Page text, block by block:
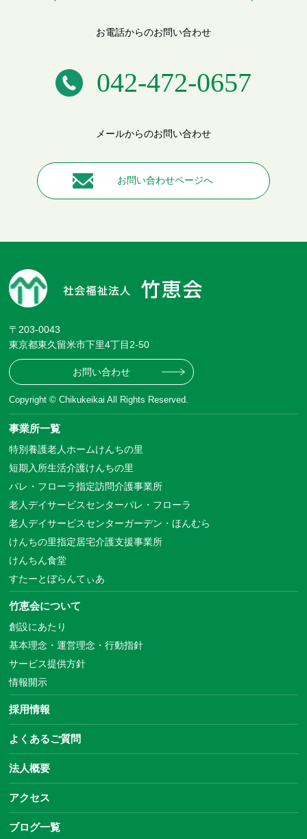
お電話からのお問い合わせ
042-472-0657
メールからのお問い合わせ
お問い合わせページへ
〒203-0043
東京都東久留米市下里4丁目2-50
お問い合わせ
Copyright © Chikukeikai All Rights Reserved.
事業所一覧
特別養護老人ホームけんちの里
短期入所生活介護けんちの里
パレ・フローラ指定訪問介護事業所
老人デイサービスセンターパレ・フローラ
老人デイサービスセンターガーデン・ほんむら
けんちの里指定居宅介護支援事業所
けんちん食堂
すたーとぼらんてぃあ
竹恵会について
創設にあたり
基本理念・運営理念・行動指針
サービス提供方針
情報開示
採用情報
よくあるご質問
法人概要
アクセス
ブログ一覧